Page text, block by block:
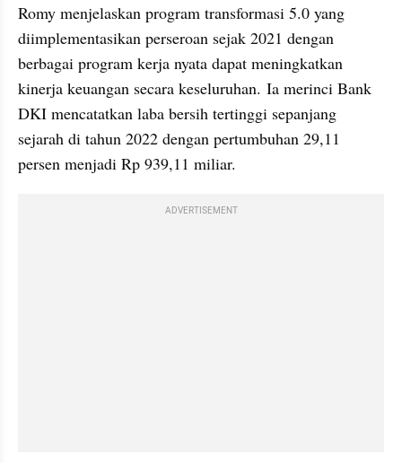
Romy menjelaskan program transformasi 5.0 yang
diimplementasikan perseroan sejak 2021 dengan
berbagai program kerja nyata dapat meningkatkan
kinerja keuangan secara keseluruhan. Ia merinci Bank
DKI mencatatkan laba bersih tertinggi sepanjang
sejarah di tahun 2022 dengan pertumbuhan 29,11
persen menjadi Rp 939,11 miliar.
ADVERTISEMENT